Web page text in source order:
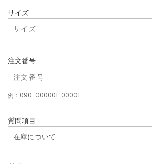
サイズ
注文番号
例：090-000001-00001
質問項目